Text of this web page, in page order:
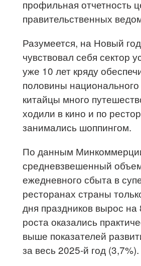
профильная отчетность
правительственных
Разумеется, на Новый
чувствовал себя сектор
уже 10 лет кряду
половины
китайцы много
ходили в кино и по
занимались шоппингом.
По данным
средневзвешенный
ежедневного сбыта в
ресторанах страны
дня праздников вырос
роста оказались
выше показателей
за весь 2025-й год (3,7%).